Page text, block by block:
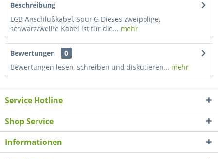
Beschreibung
LGB Anschlußkabel, Spur G Dieses zweipolige,
schwarz/weiße Kabel ist für die... mehr
Bewertungen
0
Bewertungen lesen, schreiben und diskutieren... mehr
Service Hotline
Shop Service
Informationen